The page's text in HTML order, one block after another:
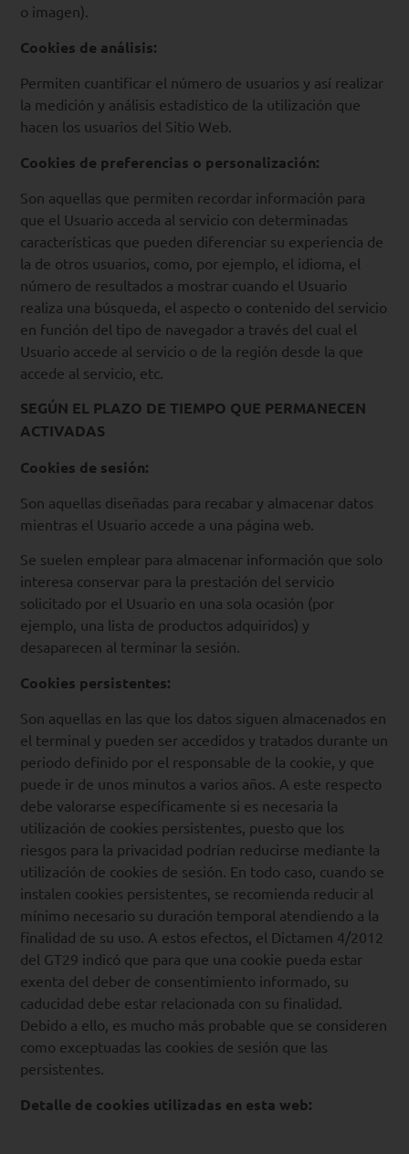
o imagen).
Cookies de análisis:
Permiten cuantificar el número de usuarios y así realizar
la medición y análisis estadístico de la utilización que
hacen los usuarios del Sitio Web.
Cookies de preferencias o personalización:
Son aquellas que permiten recordar información para
que el Usuario acceda al servicio con determinadas
características que pueden diferenciar su experiencia de
la de otros usuarios, como, por ejemplo, el idioma, el
número de resultados a mostrar cuando el Usuario
realiza una búsqueda, el aspecto o contenido del servicio
en función del tipo de navegador a través del cual el
Usuario accede al servicio o de la región desde la que
accede al servicio, etc.
SEGÚN EL PLAZO DE TIEMPO QUE PERMANECEN
ACTIVADAS
Cookies de sesión:
Son aquellas diseñadas para recabar y almacenar datos
mientras el Usuario accede a una página web.
Se suelen emplear para almacenar información que solo
interesa conservar para la prestación del servicio
solicitado por el Usuario en una sola ocasión (por
ejemplo, una lista de productos adquiridos) y
desaparecen al terminar la sesión.
Cookies persistentes:
Son aquellas en las que los datos siguen almacenados en
el terminal y pueden ser accedidos y tratados durante un
periodo definido por el responsable de la cookie, y que
puede ir de unos minutos a varios años. A este respecto
debe valorarse específicamente si es necesaria la
utilización de cookies persistentes, puesto que los
riesgos para la privacidad podrían reducirse mediante la
utilización de cookies de sesión. En todo caso, cuando se
instalen cookies persistentes, se recomienda reducir al
mínimo necesario su duración temporal atendiendo a la
finalidad de su uso. A estos efectos, el Dictamen 4/2012
del GT29 indicó que para que una cookie pueda estar
exenta del deber de consentimiento informado, su
caducidad debe estar relacionada con su finalidad.
Debido a ello, es mucho más probable que se consideren
como exceptuadas las cookies de sesión que las
persistentes.
Detalle de cookies utilizadas en esta web: